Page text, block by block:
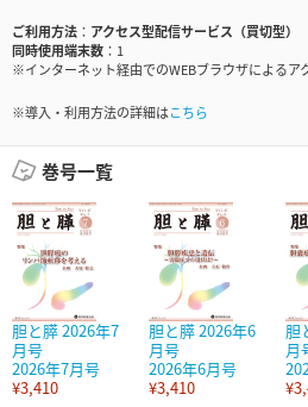
ご利用方法
アクセス型配信サービス（買切型）
同時使用端末数
1
※インターネット経由でのWEBブラウザによるア
※導入・利用方法の詳細はこちら
巻号一覧
胆と膵 2026年7
月号
2026年7月号
¥3,410
胆と膵 2026年6
月号
2026年6月号
¥3,410
胆
月